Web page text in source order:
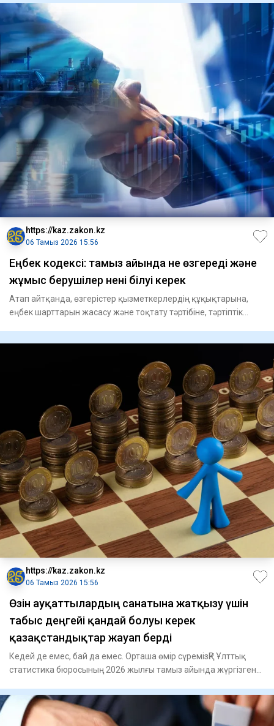
https://kaz.zakon.kz
06 Тамыз 2026 15:56
Еңбек кодексі: тамыз айында не өзгереді және
жұмыс берушілер нені білуі керек
Атап айтқанда, өзгерістер қызметкерлердің құқықтарына,
еңбек шарттарын жасасу және тоқтату тәртібіне, тәртіптік
https://kaz.zakon.kz
06 Тамыз 2026 15:56
Өзін ауқаттылардың санатына жатқызу үшін
табыс деңгейі қандай болуы керек
қазақстандықтар жауап берді
Кедей де емес, бай да емес. Орташа өмір сүремізҚР Ұлттық
статистика бюросының 2026 жылғы тамыз айында жүргізген